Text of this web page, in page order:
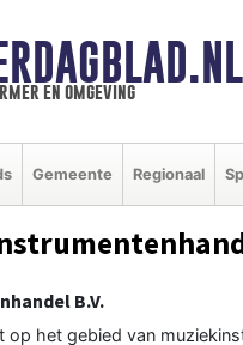
en omgeving
Gemeente Regionaal
B.V.
het gebied van